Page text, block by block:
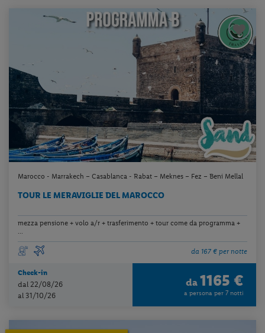
Marocco - Marrakech – Casablanca - Rabat – Meknes – Fez – Beni Mellal
TOUR LE MERAVIGLIE DEL MAROCCO
mezza pensione + volo a/r + trasferimento + tour come da programma +
...
da 167 € per notte
Check-in
dal 22/08/26
al 31/10/26
da 1165 €
a persona per 7 notti